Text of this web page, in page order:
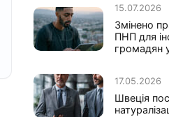
15.07.2026
Змінено
ПНП для
громадян у
17.05.2026
Швеція